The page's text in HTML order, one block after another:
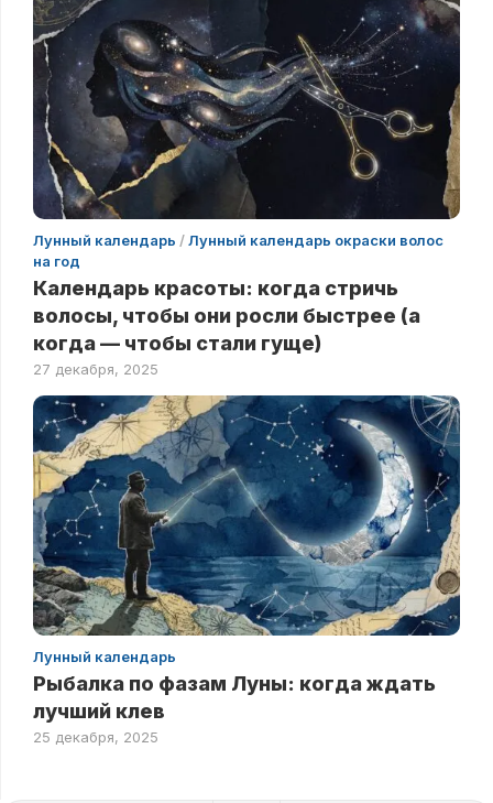
Лунный календарь /Лунный календарь окраски волос
на год
Календарь красоты: когда стричь
волосы, чтобы они росли быстрее (а
когда — чтобы стали гуще)
27 декабря, 2025
Лунный календарь
Рыбалка по фазам Луны: когда ждать
лучший клев
25 декабря, 2025